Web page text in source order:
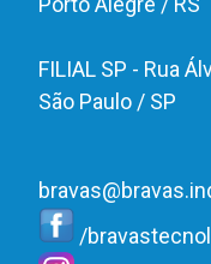
FILIAL SP - Rua
São Paulo / SP
/